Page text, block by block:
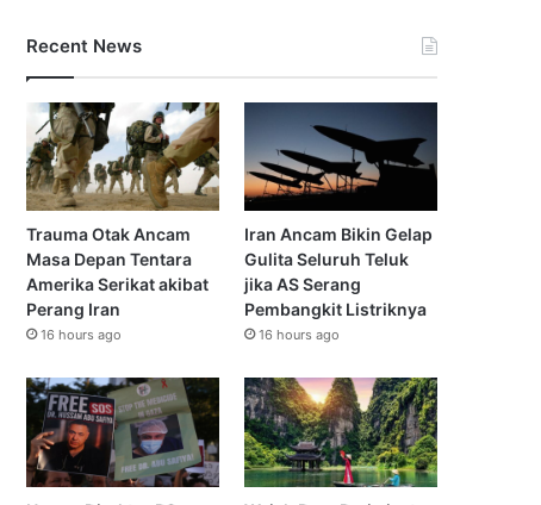
Recent News
Trauma Otak Ancam
Masa Depan Tentara
Amerika Serikat akibat
Perang Iran
16 hours ago
Iran Ancam Bikin Gelap
Gulita Seluruh Teluk
jika AS Serang
Pembangkit Listriknya
16 hours ago